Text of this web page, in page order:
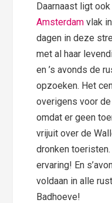
Daarnaast ligt
Amsterdamvlak
dagen in deze
met al haar
en ’s avonds de
opzoeken. Het
overigens voor
omdat er geen
vrijuit over de
dronken
ervaring! En
voldaan in alle
Badhoeve!